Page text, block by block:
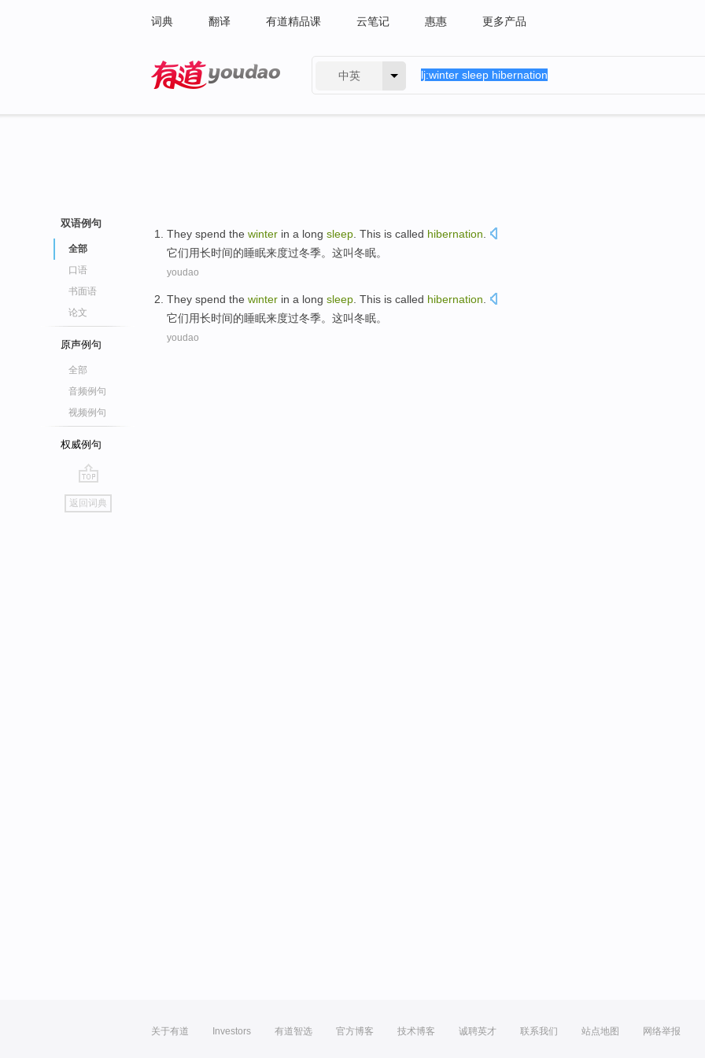
词典 翻译 有道精品课 云笔记 惠惠 更多产品
中英
双语例句
全部
口语
书面语
论文
原声例句
全部
音频例句
视频例句
权威例句
go
top
返回词典
They spend the winter in a long sleep This is called hibernation
它们用长时间的睡眠来度过冬季。 这叫冬眠。
youdao
They spend the winter in a long sleep This is called hibernation
它们用长时间的睡眠来度过冬季。 这叫冬眠。
youdao
关于有道 Investors 有道智选 官方博客 技术博客 诚聘英才 联系我们 站点地图 网络举报